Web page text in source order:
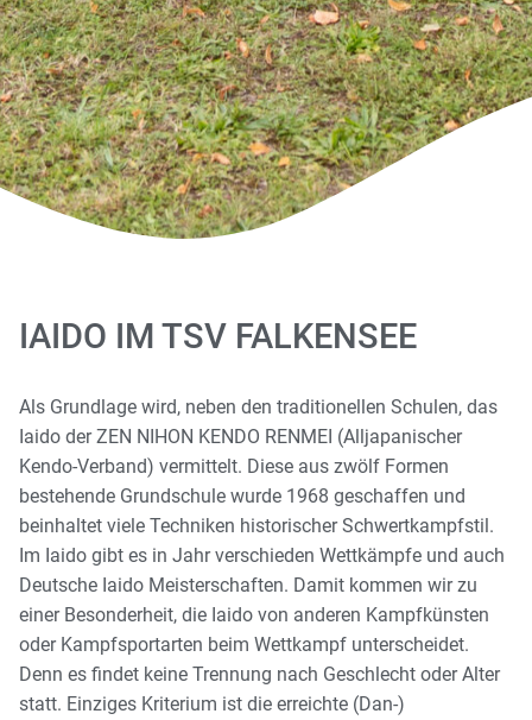
IAIDO IM TSV FALKENSEE
Als Grundlage wird, neben den traditionellen Schulen, das
Iaido der ZEN NIHON KENDO RENMEI (Alljapanischer
Kendo-Verband) vermittelt. Diese aus zwölf Formen
bestehende Grundschule wurde 1968 geschaffen und
beinhaltet viele Techniken historischer Schwertkampfstil.
Im Iaido gibt es in Jahr verschieden Wettkämpfe und auch
Deutsche Iaido Meisterschaften. Damit kommen wir zu
einer Besonderheit, die Iaido von anderen Kampfkünsten
oder Kampfsportarten beim Wettkampf unterscheidet.
Denn es findet keine Trennung nach Geschlecht oder Alter
statt. Einziges Kriterium ist die erreichte (Dan-)